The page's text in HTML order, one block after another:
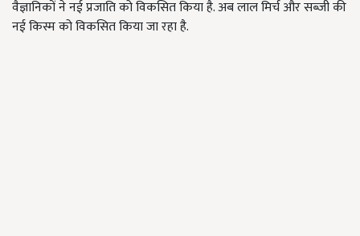
वैज्ञानिकों ने नई प्रजाति को विकसित किया है. अब लाल मिर्च और सब्जी की
नई किस्म को विकसित किया जा रहा है.